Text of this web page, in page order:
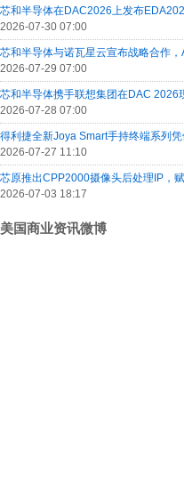
芯和半导体在DAC2026上发布
2026-07-30 07:00
芯和半导体与诺瓦星云宣布战略合作
2026-07-29 07:00
芯和半导体携手联想集团在DAC 2026
2026-07-28 07:00
得利捷全新Joya Smart手持终端系列
2026-07-27 11:10
芯原推出CPP2000摄像头后处理IP，
2026-07-03 18:17
美国商业资讯微博